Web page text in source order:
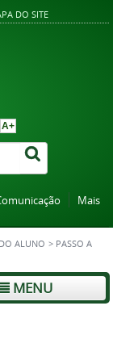
DO SITE
A+
Mais
ALUNO > PASSO A
MENU